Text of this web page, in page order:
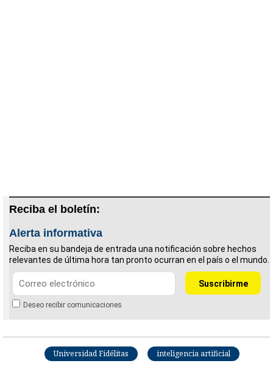
Reciba el boletín:
Alerta informativa
Reciba en su bandeja de entrada una notificación sobre hechos
relevantes de última hora tan pronto ocurran en el país o el mundo.
Deseo recibir comunicaciones
Universidad Fidélitas inteligencia artificial